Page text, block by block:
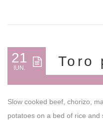
21
IUN. Toro
Slow cooked beef, chorizo,
potatoes on a bed of rice and